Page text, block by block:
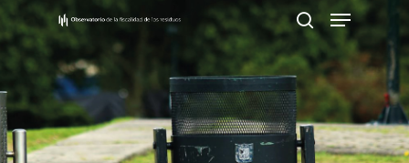
Pulsa Enter para buscar o ESC para cerrar